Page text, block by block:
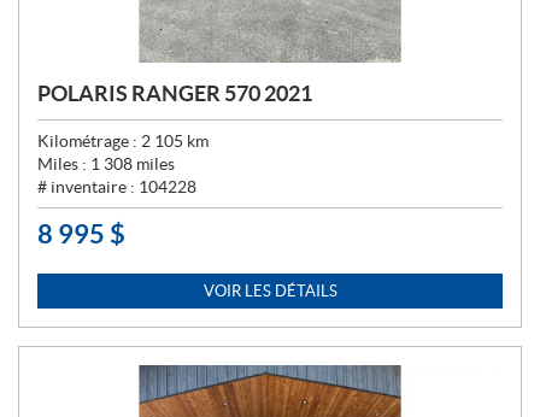
POLARIS RANGER 570 2021
Kilométrage : 2 105 km
Miles : 1 308 miles
# inventaire : 104228
P
X
8 995 $
VOIR LES DÉTAILS